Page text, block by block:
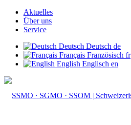
Aktuelles
Über uns
Service
Deutsch Deutsch de
Français Französisch fr
English Englisch en